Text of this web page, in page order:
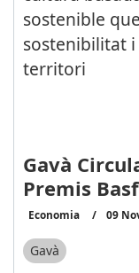
Gavà
Premis Basf
Economia 09
Gavà